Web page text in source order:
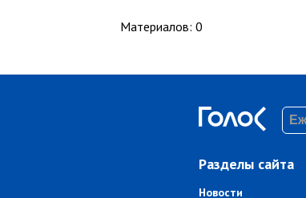
Материалов: 0
Разделы сайта
Новости